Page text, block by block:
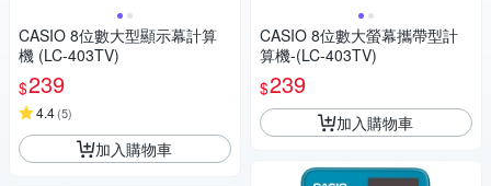
CASIO 8位數大型顯示幕計算
機 (LC-403TV)
$239
4.4(5)
加入購物車
CASIO 8位數大螢幕攜帶型計
算機-(LC-403TV)
$239
加入購物車